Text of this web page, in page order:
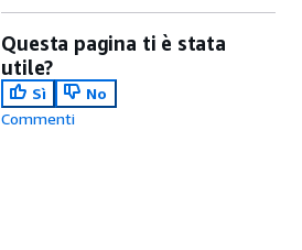
Questa pagina ti è stata
utile?
Sì
No
Commenti